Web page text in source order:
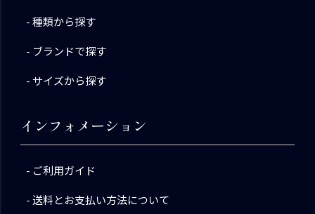
種類から探す
ブランドで探す
サイズから探す
インフォメーション
ご利用ガイド
送料とお支払い方法について